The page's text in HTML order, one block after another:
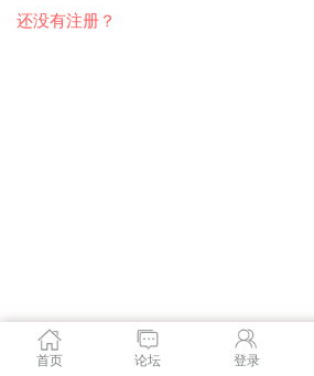
还没有注册？
首页 论坛 登录